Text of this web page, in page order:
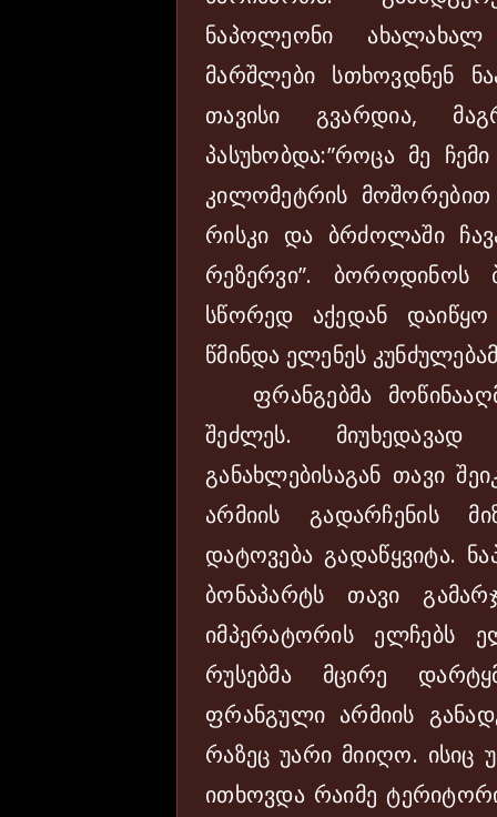
ნაპოლეონი
მარშლები სთხოვდნენ
თავისი გვარდია,
პასუხობდა:”როცა მე
კილომეტრის მოშორებით
რისკი და ბრძოლაში
რეზერვი”.
სწორედ აქედან
წმინდა ელენეს
ფრანგებმა
შეძლეს.
განახლებისაგან თავი
არმიის გადარჩენის
დატოვება გადაწყვიტა.
ბონაპარტს თავი
იმპერატორის ელჩებს
რუსებმა მცირე
ფრანგული არმიის
რაზეც უარი მიიღო. ისიც
ითხოვდა რაიმე